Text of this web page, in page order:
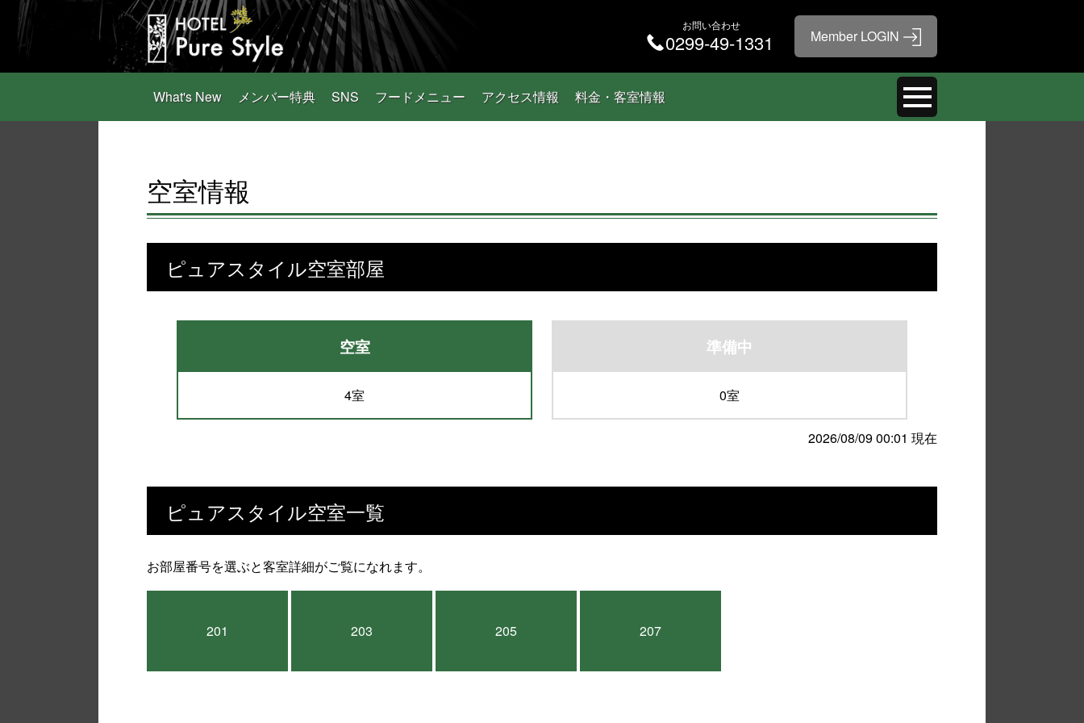
お問い合わせ
0299-49-1331
What's New メンバー特典 SNS フードメニュー アクセス情報 料金・客室情報
空室情報
ピュアスタイル空室部屋
空室
4室
準備中
0室
2026/08/09 00:01 現在
ピュアスタイル空室一覧
お部屋番号を選ぶと客室詳細がご覧になれます。
201 203 205 207